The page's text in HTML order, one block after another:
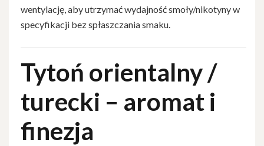
wentylację, aby utrzymać wydajność smoły/nikotyny w
specyfikacji bez spłaszczania smaku.
Tytoń orientalny /
turecki – aromat i
finezja